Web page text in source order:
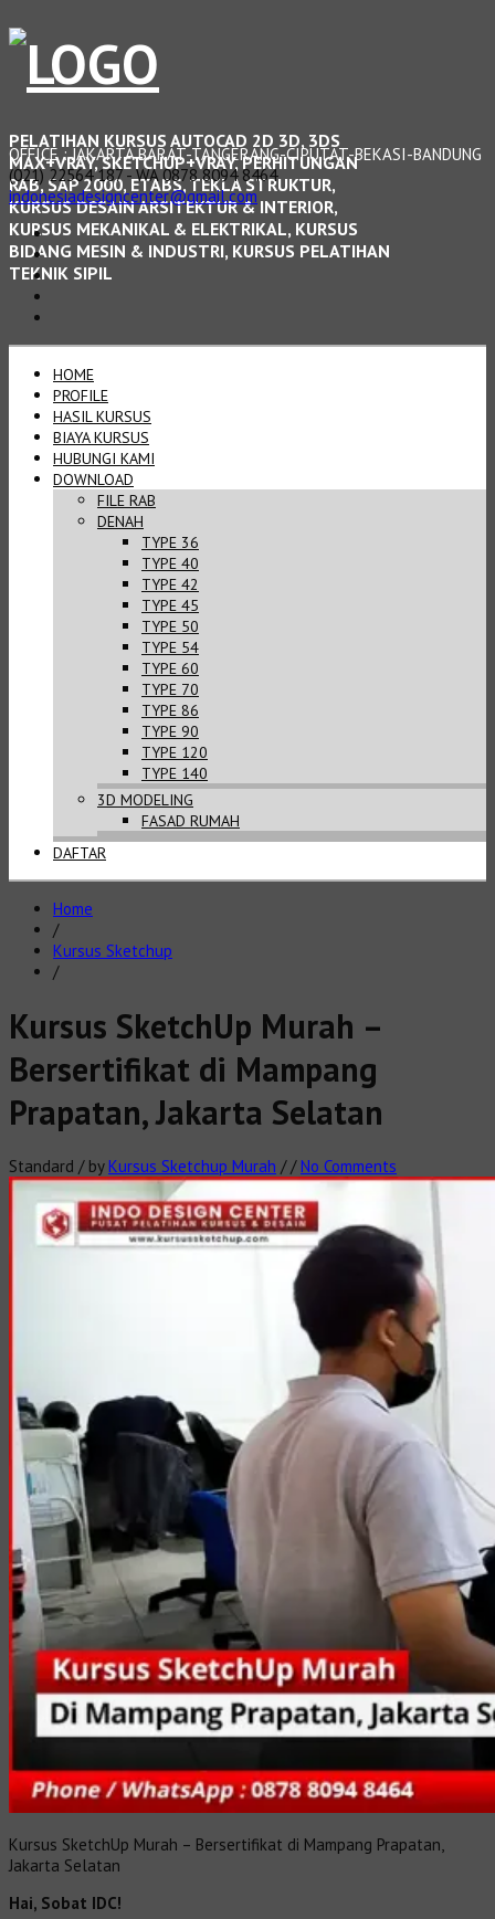
PELATIHAN KURSUS AUTOCAD 2D 3D, 3DS
MAX+VRAY, SKETCHUP+VRAY, PERHITUNGAN
RAB, SAP 2000, ETABS, TEKLA STRUKTUR,
KURSUS DESAIN ARSITEKTUR & INTERIOR,
KURSUS MEKANIKAL & ELEKTRIKAL, KURSUS
BIDANG MESIN & INDUSTRI, KURSUS PELATIHAN
TEKNIK SIPIL
OFFICE : JAKARTA BARAT-TANGERANG-CIPUTAT-BEKASI-BANDUNG
(021) 22564 187 - WA 0878 8094 8464
indonesiadesigncenter@gmail.com
HOME
PROFILE
HASIL KURSUS
BIAYA KURSUS
HUBUNGI KAMI
DOWNLOAD
FILE RAB
DENAH
TYPE 36
TYPE 40
TYPE 42
TYPE 45
TYPE 50
TYPE 54
TYPE 60
TYPE 70
TYPE 86
TYPE 90
TYPE 120
TYPE 140
3D MODELING
FASAD RUMAH
DAFTAR
Home
/
Kursus Sketchup
/
Kursus SketchUp Murah –
Bersertifikat di Mampang
Prapatan, Jakarta Selatan
Standard / byKursus Sketchup Murah //No Comments
Kursus SketchUp Murah – Bersertifikat di Mampang Prapatan,
Jakarta Selatan
Hai, Sobat IDC!